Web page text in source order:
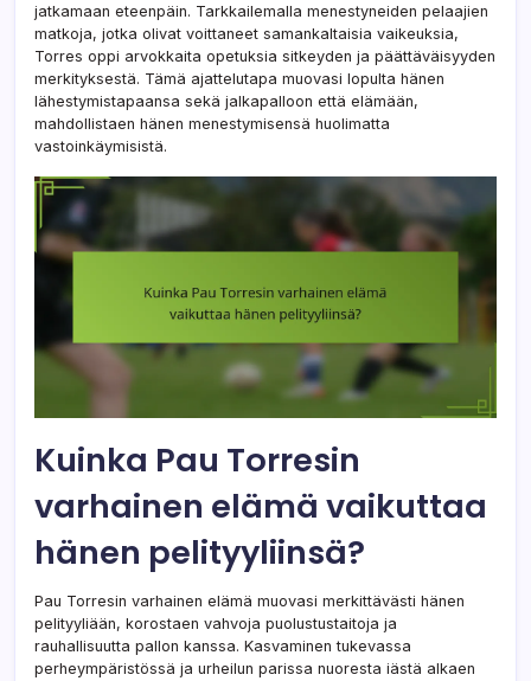
jatkamaan eteenpäin. Tarkkailemalla menestyneiden pelaajien
matkoja, jotka olivat voittaneet samankaltaisia vaikeuksia,
Torres oppi arvokkaita opetuksia sitkeyden ja päättäväisyyden
merkityksestä. Tämä ajattelutapa muovasi lopulta hänen
lähestymistapaansa sekä jalkapalloon että elämään,
mahdollistaen hänen menestymisensä huolimatta
vastoinkäymisistä.
Kuinka Pau Torresin
varhainen elämä vaikuttaa
hänen pelityyliinsä?
Pau Torresin varhainen elämä muovasi merkittävästi hänen
pelityyliään, korostaen vahvoja puolustustaitoja ja
rauhallisuutta pallon kanssa. Kasvaminen tukevassa
perheympäristössä ja urheilun parissa nuoresta iästä alkaen